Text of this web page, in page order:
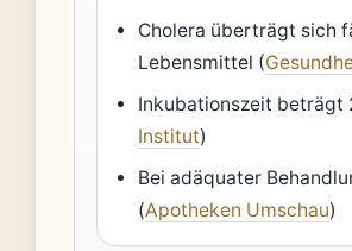
Cholera überträgt sich
Lebensmittel (
Inkubationszeit beträgt
Institut)
Bei adäquater
(Apotheken Umschau)